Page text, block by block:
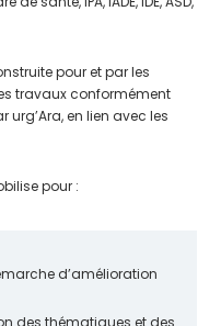
pour et par les
travaux conformément
en lien avec les
pour :
d’amélioration
des thématiques et des